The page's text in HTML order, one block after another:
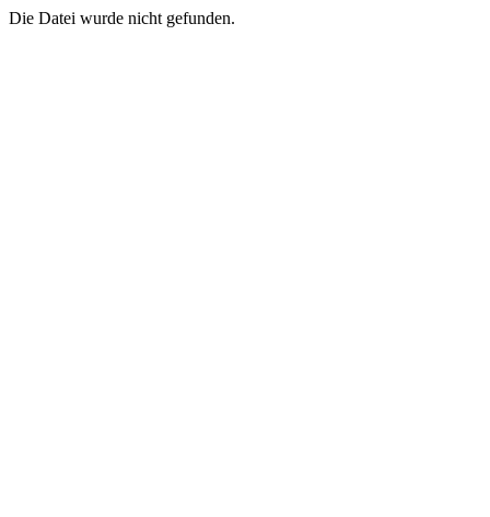
Die Datei wurde nicht gefunden.